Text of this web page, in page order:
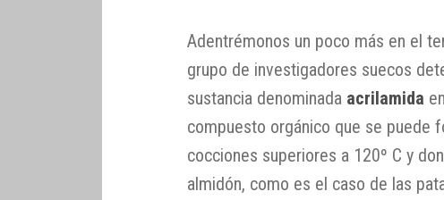
Adentrémonos un poco más en el
grupo de investigadores suecos
sustancia denominada acrilamida
compuesto orgánico que se puede
cocciones superiores a 120º C y
almidón, como es el caso de las